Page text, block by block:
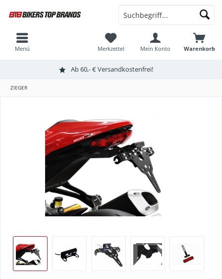
Ab 60,- € Versandkostenfrei!
Warenkorb
Merkzettel Mein Konto
Menü
ZIEGER